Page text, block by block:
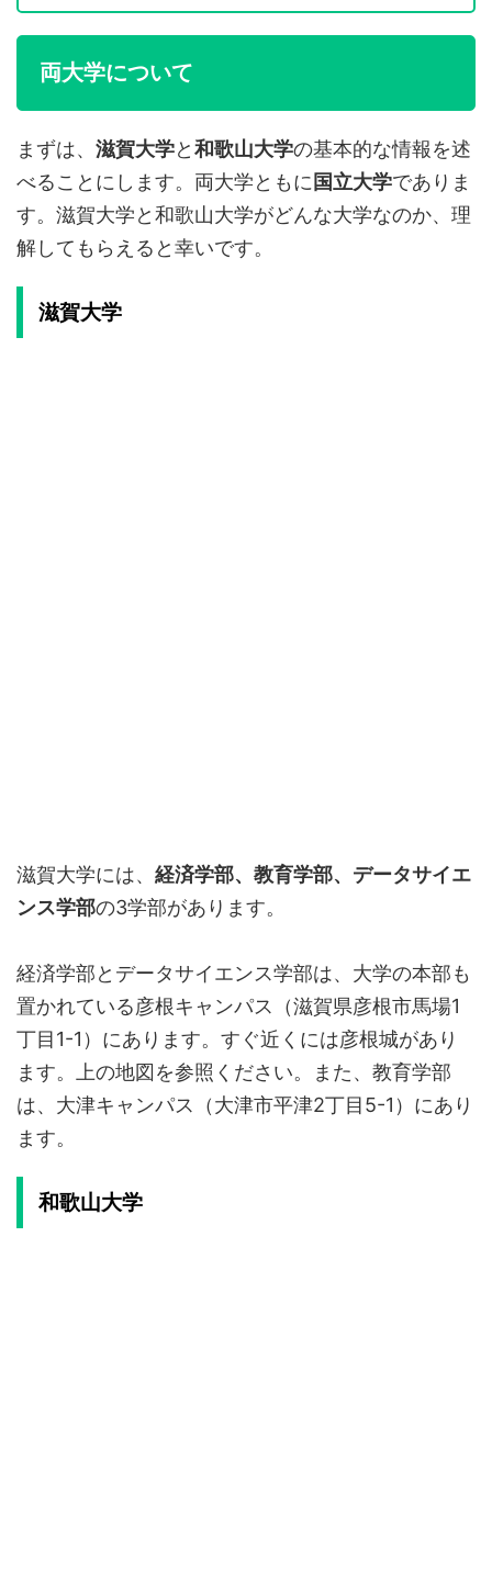
両大学について
まずは、 滋賀大学と和歌山大学の基本的な情報を述
べることにします。両大学ともに国立大学でありま
す。滋賀大学と和歌山大学がどんな大学なのか、理
解してもらえると幸いです。
滋賀大学
滋賀大学には、 経済学部、教育学部、データサイエ
ンス学部の3学部があります。
経済学部とデータサイエンス学部は、大学の本部も
置かれている彦根キャンパス（滋賀県彦根市馬場1
丁目1-1）にあります。すぐ近くには彦根城があり
ます。上の地図を参照ください。また、教育学部
は、大津キャンパス（大津市平津2丁目5-1）にあり
ます。
和歌山大学